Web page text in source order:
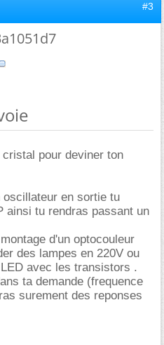
#3
pour deviner ton
en sortie tu
ainsi tu rendras passant un
d'un optocouleur
des lampes en 220V ou
avec les transistors .
ta demande (frequence
surement des reponses